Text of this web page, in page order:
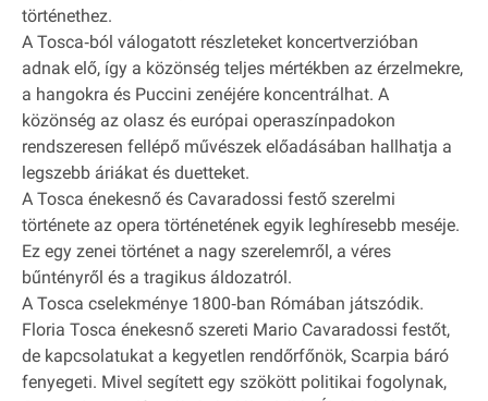
történethez.
A Tosca‐ból válogatott részleteket koncertverzióban
adnak elő, így a közönség teljes mértékben az érzelmekre,
a hangokra és Puccini zenéjére koncentrálhat. A
közönség az olasz és európai operaszínpadokon
rendszeresen fellépő művészek előadásában hallhatja a
legszebb áriákat és duetteket.
A Tosca énekesnő és Cavaradossi festő szerelmi
története az opera történetének egyik leghíresebb meséje.
Ez egy zenei történet a nagy szerelemről, a véres
bűntényről és a tragikus áldozatról.
A Tosca cselekménye 1800‐ban Rómában játszódik.
Floria Tosca énekesnő szereti Mario Cavaradossi festőt,
de kapcsolatukat a kegyetlen rendőrfőnök, Scarpia báró
fenyegeti. Mivel segített egy szökött politikai fogolynak,